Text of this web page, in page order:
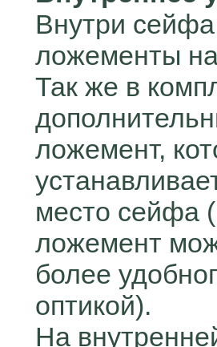
Внутри
ложементы
Так же в
ложемент,
место сейфа
ложемент
более
оптикой).
На